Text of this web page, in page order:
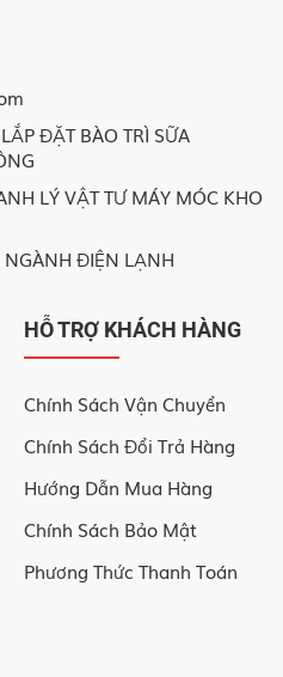
ĐẶT BÀO TRÌ SỮA
LÝ VẬT TƯ MÁY MÓC KHO
NGÀNH ĐIỆN LẠNH
HỖ TRỢ KHÁCH HÀNG
Chính Sách Vận Chuyển
Chính Sách Đổi Trả Hàng
Hướng Dẫn Mua Hàng
Chính Sách Bảo Mật
Phương Thức Thanh Toán